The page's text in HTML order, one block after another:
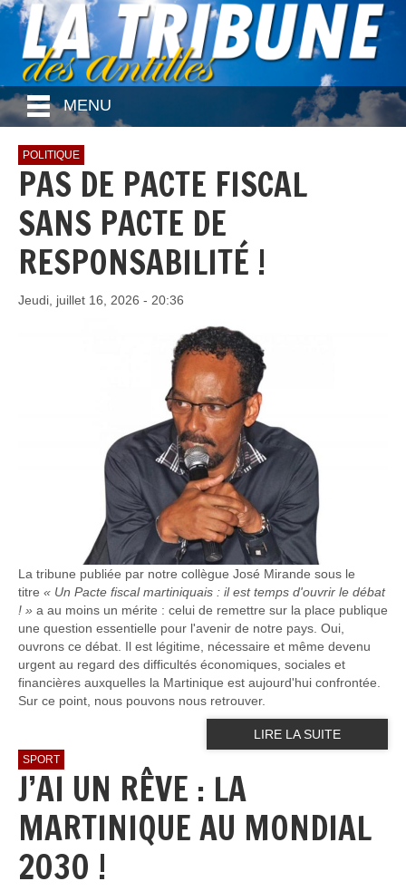
MENU
POLITIQUE
PAS DE PACTE FISCAL
SANS PACTE DE
RESPONSABILITÉ !
Jeudi, juillet 16, 2026 - 20:36
La tribune publiée par notre collègue José Mirande sous le
titre « Un Pacte fiscal martiniquais : il est temps d'ouvrir le débat
! » a au moins un mérite : celui de remettre sur la place publique
une question essentielle pour l'avenir de notre pays. Oui,
ouvrons ce débat. Il est légitime, nécessaire et même devenu
urgent au regard des difficultés économiques, sociales et
financières auxquelles la Martinique est aujourd'hui confrontée.
Sur ce point, nous pouvons nous retrouver.
LIRE LA SUITE
SPORT
J’AI UN RÊVE : LA
MARTINIQUE AU MONDIAL
2030 !